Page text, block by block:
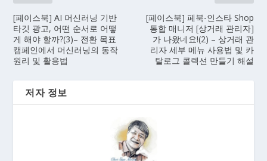
[페이스북] AI 머신러닝 기반
타깃 광고, 어떤 순서로 어떻
게 해야 할까?(3)– 전환 목표
캠페인에서 머신러닝의 동작
원리 및 활용법
[페이스북] 페북-인스타 Shop
통합 매니저 [상거래 관리자]
가 나왔네요!(2) – 상거래 관
리자 세부 메뉴 사용법 및 카
탈로그 콜렉션 만들기 해설
저자 정보